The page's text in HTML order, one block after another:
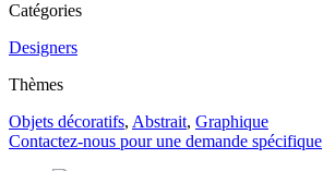
Catégories
Designers
Thèmes
Objets décoratifs, Abstrait, Graphique
Contactez-nous pour une demande spécifique